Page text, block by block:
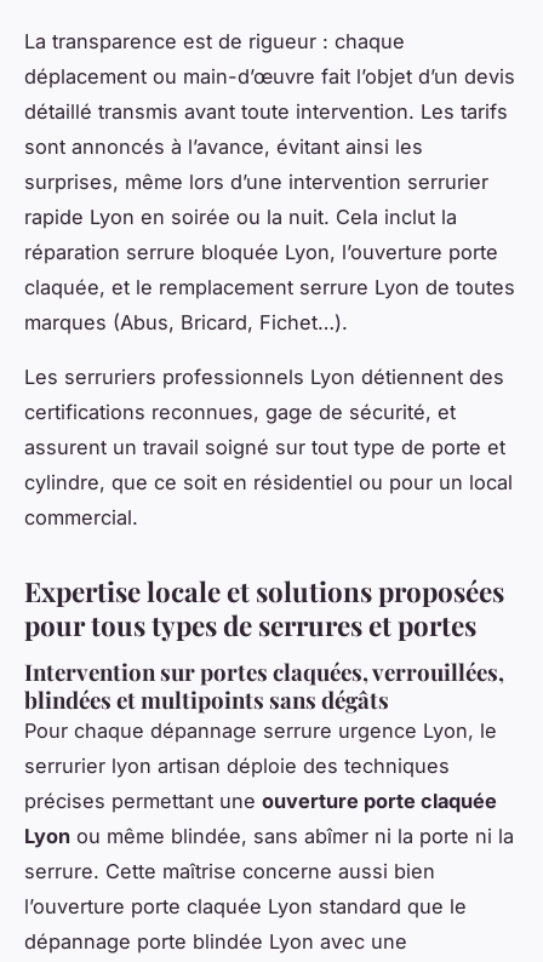
La transparence est de rigueur : chaque
déplacement ou main-d’œuvre fait l’objet d’un devis
détaillé transmis avant toute intervention. Les tarifs
sont annoncés à l’avance, évitant ainsi les
surprises, même lors d’une intervention serrurier
rapide Lyon en soirée ou la nuit. Cela inclut la
réparation serrure bloquée Lyon, l’ouverture porte
claquée, et le remplacement serrure Lyon de toutes
marques (Abus, Bricard, Fichet…).
Les serruriers professionnels Lyon détiennent des
certifications reconnues, gage de sécurité, et
assurent un travail soigné sur tout type de porte et
cylindre, que ce soit en résidentiel ou pour un local
commercial.
Expertise locale et solutions proposées
pour tous types de serrures et portes
Intervention sur portes claquées, verrouillées,
blindées et multipoints sans dégâts
Pour chaque dépannage serrure urgence Lyon, le
serrurier lyon artisan déploie des techniques
précises permettant une ouverture porte claquée
Lyon ou même blindée, sans abîmer ni la porte ni la
serrure. Cette maîtrise concerne aussi bien
l’ouverture porte claquée Lyon standard que le
dépannage porte blindée Lyon avec une